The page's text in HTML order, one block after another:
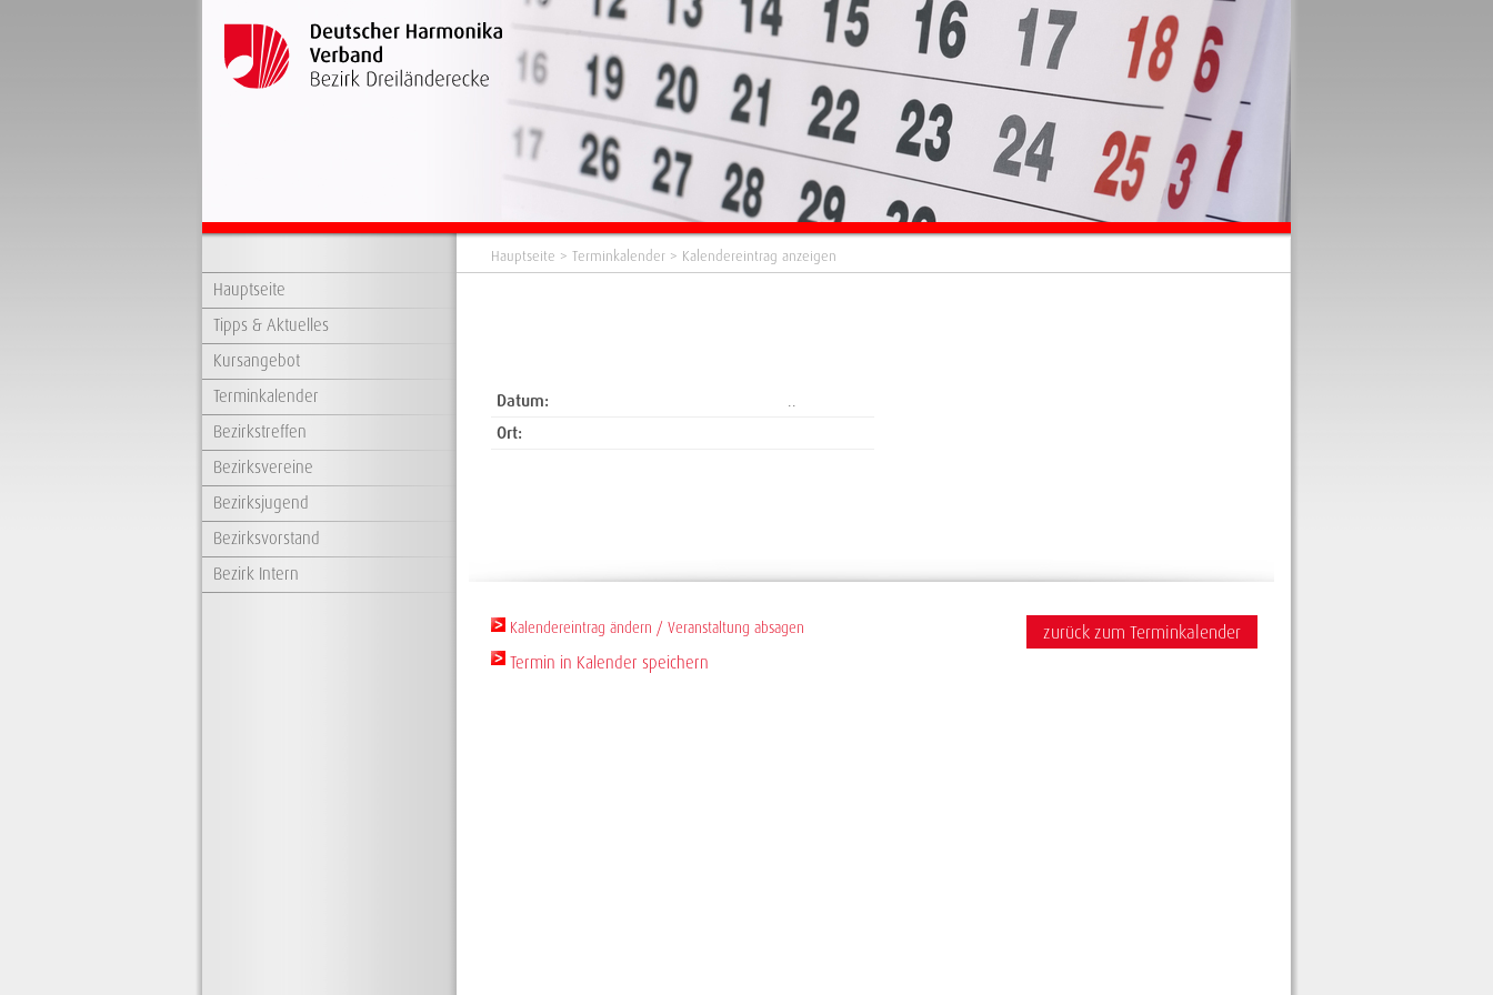
Hauptseite
Tipps & Aktuelles
Kursangebot
Terminkalender
Bezirkstreffen
Bezirksvereine
Bezirksjugend
Bezirksvorstand
Bezirk Intern
Hauptseite > Terminkalender > Kalendereintrag anzeigen
Datum:
..
Ort:
zurück zum Terminkalender
Termin in Kalender speichern